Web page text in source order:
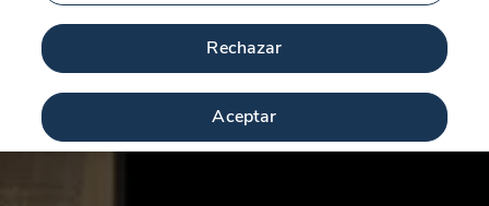
Rechazar
Aceptar